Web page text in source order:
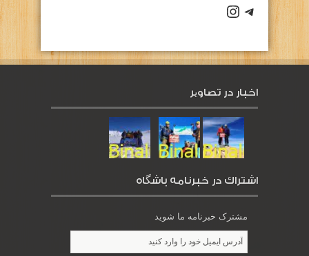
كانال تلگرام باشگاه
صفحه اينستاگرام باشگاه
اخبار در تصاویر
اشتراك در خبرنامه باشگاه
مشترک خبرنامه ما شوید